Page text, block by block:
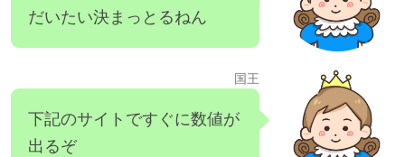
だいたい決まっとるねん
国王
下記のサイトですぐに数値が
出るぞ